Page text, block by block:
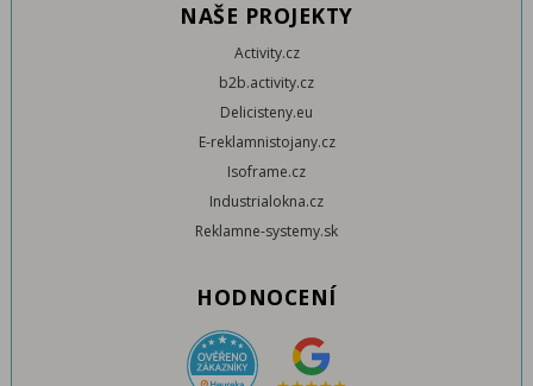
NAŠE PROJEKTY
Activity.cz
b2b.activity.cz
Delicisteny.eu
E-reklamnistojany.cz
Isoframe.cz
Industrialokna.cz
Reklamne-systemy.sk
HODNOCENÍ